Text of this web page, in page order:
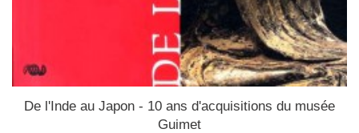
De l'Inde au Japon - 10 ans d'acquisitions du musée
Guimet